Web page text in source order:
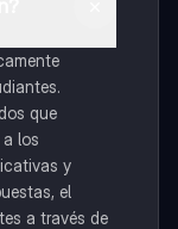
que
los
y
el
a través de